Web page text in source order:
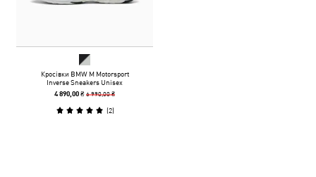
Кросівки BMW M Motorsport
Inverse Sneakers Unisex
4 890,00 ₴6 990,00 ₴
(2)